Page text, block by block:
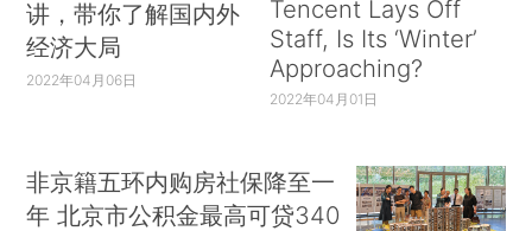
讲，带你了解国内外
经济大局
2022年04月06日
Tencent Lays Off
Staff, Is Its ‘Winter’
Approaching?
2022年04月01日
非京籍五环内购房社保降至一
年 北京市公积金最高可贷340